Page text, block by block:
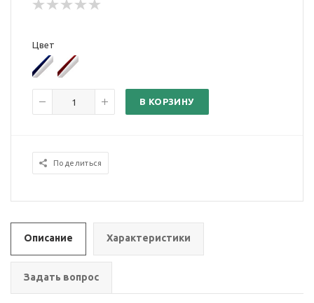
Цвет
В КОРЗИНУ
Поделиться
Описание Характеристики
Задать вопрос